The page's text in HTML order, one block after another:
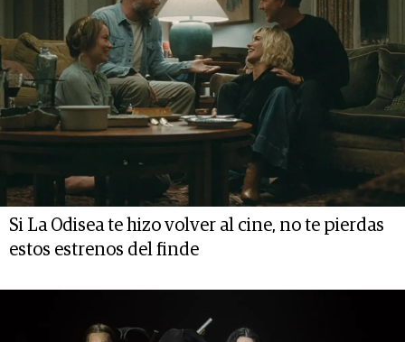
Si La Odisea te hizo volver al cine, no te pierdas
estos estrenos del finde